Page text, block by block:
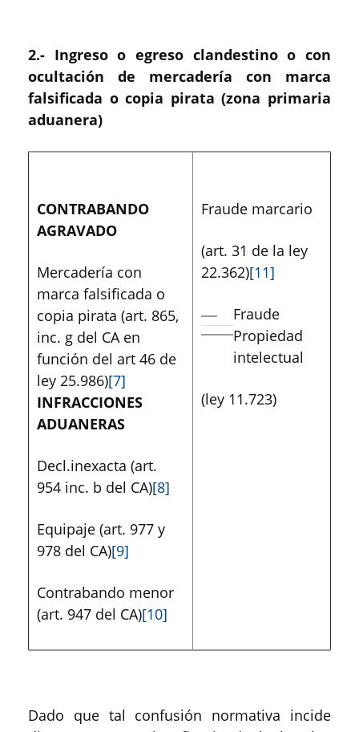
2.- Ingreso o egreso clandestino o con
ocultación de mercadería con marca
falsificada o copia pirata (zona primaria
aduanera)
CONTRABANDO
AGRAVADO
Mercadería con
marca falsificada o
copia pirata (art. 865,
inc. g del CA en
función del art 46 de
ley 25.986)[7]
INFRACCIONES
ADUANERAS
Decl.inexacta (art.
954 inc. b del CA)[8]
Equipaje (art. 977 y
978 del CA)[9]
Contrabando menor
(art. 947 del CA)[10]
Fraude marcario
(art. 31 de la ley
22.362)[11]
Fraude
Propiedad
intelectual
(ley 11.723)
Dado que tal confusión normativa incide